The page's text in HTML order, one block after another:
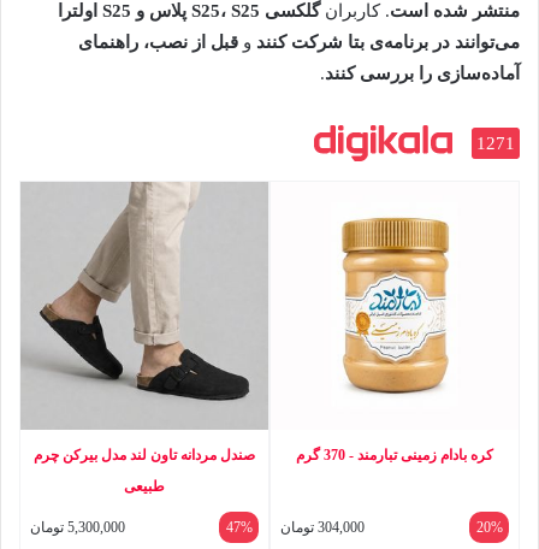
منتشر شده است. کاربران
گلکسی S25، S25 پلاس و S25 اولترا
می‌توانند در برنامه‌ی بتا شرکت کنند و قبل از نصب، راهنمای
آماده‌سازی را بررسی کنند.
1271
کره بادام زمینی تبارمند - 370 گرم
20%
304,000 تومان
صندل مردانه تاون لند مدل بیرکن چرم
طبیعی
47%
5,300,000 تومان